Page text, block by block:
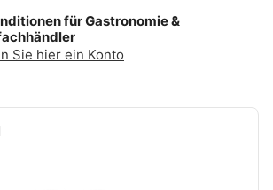
für Gastronomie &
Sie hier ein Konto